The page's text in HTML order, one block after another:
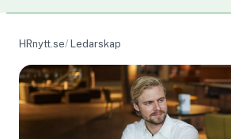
HRnytt.se Ledarskap